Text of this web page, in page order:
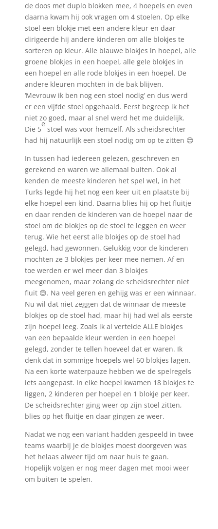
de doos met duplo blokken mee, 4 hoepels en even
daarna kwam hij ook vragen om 4 stoelen. Op elke
stoel een blokje met een andere kleur en daar
dirigeerde hij andere kinderen om alle blokjes te
sorteren op kleur. Alle blauwe blokjes in hoepel, alle
groene blokjes in een hoepel, alle gele blokjes in
een hoepel en alle rode blokjes in een hoepel. De
andere kleuren mochten in de bak blijven.
‘Mevrouw ik ben nog een stoel nodig’ en dus werd
er een vijfde stoel opgehaald. Eerst begreep ik het
niet zo goed, maar al snel werd het me duidelijk.
Die 5
e
stoel was voor hemzelf. Als scheidsrechter
had hij natuurlijk een stoel nodig om op te zitten 😊
In tussen had iedereen gelezen, geschreven en
gerekend en waren we allemaal buiten. Ook al
kenden de meeste kinderen het spel wel, in het
Turks legde hij het nog een keer uit en plaatste bij
elke hoepel een kind. Daarna blies hij op het fluitje
en daar renden de kinderen van de hoepel naar de
stoel om de blokjes op de stoel te leggen en weer
terug. Wie het eerst alle blokjes op de stoel had
gelegd, had gewonnen. Gelukkig voor de kinderen
mochten ze 3 blokjes per keer mee nemen. Af en
toe werden er wel meer dan 3 blokjes
meegenomen, maar zolang de scheidsrechter niet
fluit 😊. Na veel geren en gehijg was er een winnaar.
Nu wil dat niet zeggen dat de winnaar de meeste
blokjes op de stoel had, maar hij had wel als eerste
zijn hoepel leeg. Zoals ik al vertelde ALLE blokjes
van een bepaalde kleur werden in een hoepel
gelegd, zonder te tellen hoeveel dat er waren. Ik
denk dat in sommige hoepels wel 60 blokjes lagen.
Na een korte waterpauze hebben we de spelregels
iets aangepast. In elke hoepel kwamen 18 blokjes te
liggen, 2 kinderen per hoepel en 1 blokje per keer.
De scheidsrechter ging weer op zijn stoel zitten,
blies op het fluitje en daar gingen ze weer.
Nadat we nog een variant hadden gespeeld in twee
teams waarbij je de blokjes moest doorgeven was
het helaas alweer tijd om naar huis te gaan.
Hopelijk volgen er nog meer dagen met mooi weer
om buiten te spelen.